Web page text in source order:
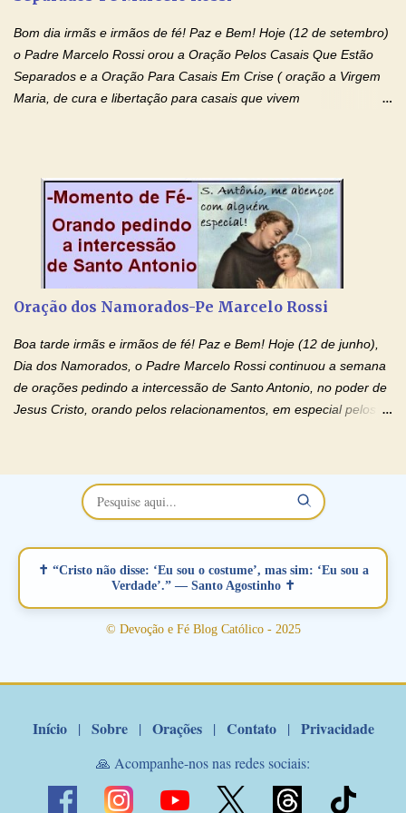
Bom dia irmãs e irmãos de fé! Paz e Bem! Hoje (12 de setembro)
o Padre Marcelo Rossi orou a Oração Pelos Casais Que Estão
Separados e a Oração Para Casais Em Crise ( oração a Virgem
Maria, de cura e libertação para casais que vivem
no programa de rádio Momento de Fé, pela cura dos
relacionamentos. Seu relacionamento está doente? Você está
sofrendo? Então ouça o Momento de Fé e entre nesta corrente
de orações abençoadas, d eixe o Amor Ágape de Jesus curar e
restaurar você e seu relacionamento. Adriana-Devoção e Fé
separados, devido ao envolvimento de outras pessoas no
relacionamento e que minaram, espiritualmente, a relação do
casal. Vamos orar (coloque o seu esposo ou esposa diante de
Deus). "Senhor Jesus, restaura os laços ...
Oração dos Namorados-Pe Marcelo Rossi
Boa tarde irmãs e irmãos de fé! Paz e Bem! Hoje (12 de junho),
Dia dos Namorados, o Padre Marcelo Rossi continuou a semana
de orações pedindo a intercessão de Santo Antonio, no poder de
Jesus Cristo, orando pelos relacionamentos, em especial pelos
maravilhosos cartões que coloquei aqui para vocês. Não perca
esta abençoada semana no Momento de Fé do Padre Marcelo,
vamos juntos formar esta forte corrente de orações. Você que
verdadeiro, ou que está com problemas no relacionamento
amoroso, creia na poderosa intercessão deste santo amigo:
Santo Antonio! Tenha fé, não desista, pois ele intercede por nós
junto a Jesus! Fique no Amor Ágape de Jesus e no Amor Materno
✝ “Cristo não disse: ‘Eu sou o costume’, mas sim: ‘Eu sou a
Verdade’.” — Santo Agostinho ✝
© Devoção e Fé Blog Católico - 2025
Início | Sobre | Orações | Contato | Privacidade
🙏 Acompanhe-nos nas redes sociais: